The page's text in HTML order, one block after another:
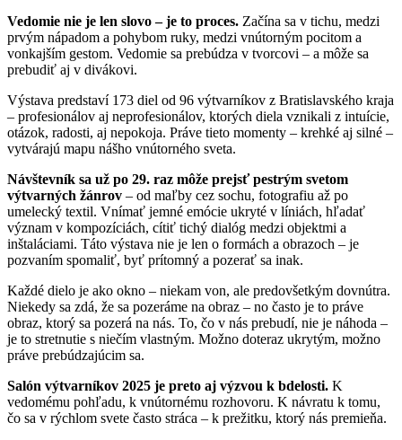
Vedomie nie je len slovo – je to proces. Začína sa v tichu, medzi
prvým nápadom a pohybom ruky, medzi vnútorným pocitom a
vonkajším gestom. Vedomie sa prebúdza v tvorcovi – a môže sa
prebudiť aj v divákovi.
Výstava predstaví 173 diel od 96 výtvarníkov z Bratislavského kraja
– profesionálov aj neprofesionálov, ktorých diela vznikali z intuície,
otázok, radosti, aj nepokoja. Práve tieto momenty – krehké aj silné –
vytvárajú mapu nášho vnútorného sveta.
Návštevník sa už po 29. raz môže prejsť pestrým svetom
výtvarných žánrov – od maľby cez sochu, fotografiu až po
umelecký textil. Vnímať jemné emócie ukryté v líniách, hľadať
význam v kompozíciách, cítiť tichý dialóg medzi objektmi a
inštaláciami. Táto výstava nie je len o formách a obrazoch – je
pozvaním spomaliť, byť prítomný a pozerať sa inak.
Každé dielo je ako okno – niekam von, ale predovšetkým dovnútra.
Niekedy sa zdá, že sa pozeráme na obraz – no často je to práve
obraz, ktorý sa pozerá na nás. To, čo v nás prebudí, nie je náhoda –
je to stretnutie s niečím vlastným. Možno doteraz ukrytým, možno
práve prebúdzajúcim sa.
Salón výtvarníkov 2025 je preto aj výzvou k bdelosti. K
vedomému pohľadu, k vnútornému rozhovoru. K návratu k tomu,
čo sa v rýchlom svete často stráca – k prežitku, ktorý nás premieňa.